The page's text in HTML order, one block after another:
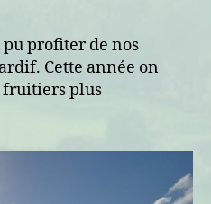
pu profiter de nos
Cette année on
fruitiers plus